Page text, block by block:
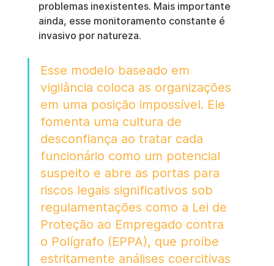
problemas inexistentes. Mais importante
ainda, esse monitoramento constante é
invasivo por natureza.
Esse modelo baseado em
vigilância coloca as organizações
em uma posição impossível. Ele
fomenta uma cultura de
desconfiança ao tratar cada
funcionário como um potencial
suspeito e abre as portas para
riscos legais significativos sob
regulamentações como a Lei de
Proteção ao Empregado contra
o Polígrafo (EPPA), que proíbe
estritamente análises coercitivas